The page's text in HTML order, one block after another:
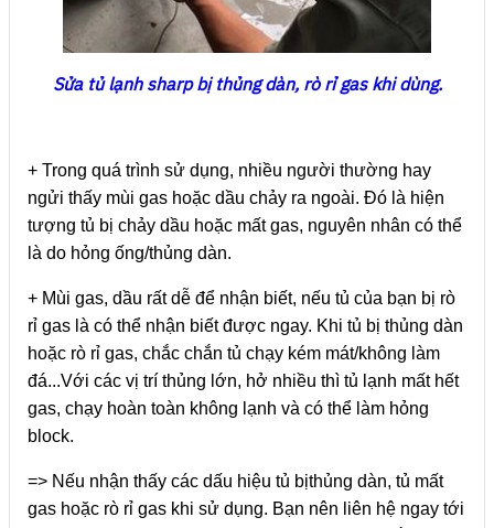
Sửa tủ lạnh sharp bị thủng dàn, rò rỉ gas khi dùng.
+ Trong quá trình sử dụng, nhiều người thường hay
ngửi thấy mùi gas hoặc dầu chảy ra ngoài. Đó là hiện
tượng tủ bị chảy dầu hoặc mất gas, nguyên nhân có thể
là do hỏng ống/thủng dàn.
+ Mùi gas, dầu rất dễ để nhận biết, nếu tủ của bạn bị rò
rỉ gas là có thể nhận biết được ngay. Khi tủ bị thủng dàn
hoặc rò rỉ gas, chắc chắn tủ chạy kém mát/không làm
đá...Với các vị trí thủng lớn, hở nhiều thì tủ lạnh mất hết
gas, chạy hoàn toàn không lạnh và có thể làm hỏng
block.
=> Nếu nhận thấy các dấu hiệu tủ bịthủng dàn, tủ mất
gas hoặc rò rỉ gas khi sử dụng. Bạn nên liên hệ ngay tới